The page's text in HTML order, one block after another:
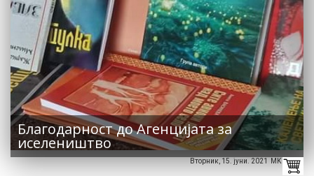
Благодарност до Агенцијата за
иселеништво
Вторник, 15. јуни. 2021 MK